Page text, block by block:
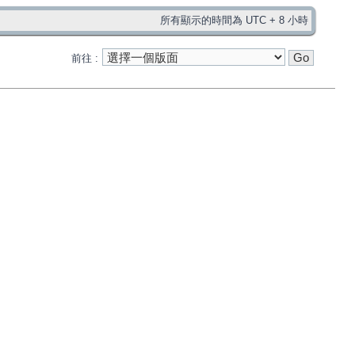
所有顯示的時間為 UTC + 8 小時
前往 :